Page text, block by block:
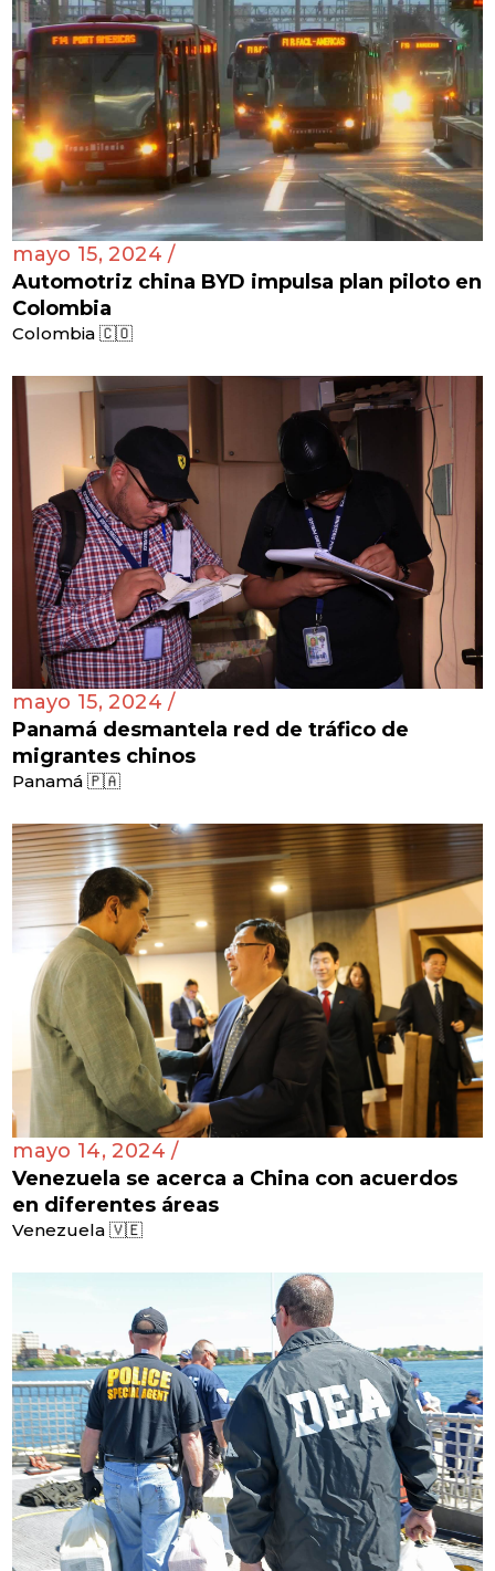
mayo 15, 2024 /
Automotriz china BYD impulsa plan piloto en
Colombia
Colombia 🇨🇴
mayo 15, 2024 /
Panamá desmantela red de tráfico de
migrantes chinos
Panamá 🇵🇦
mayo 14, 2024 /
Venezuela se acerca a China con acuerdos
en diferentes áreas
Venezuela 🇻🇪